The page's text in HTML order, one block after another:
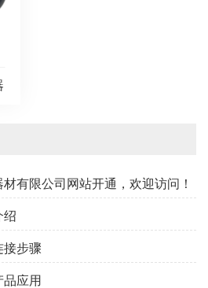
有限公司网站开通，欢迎访问！
绍
接步骤
应用